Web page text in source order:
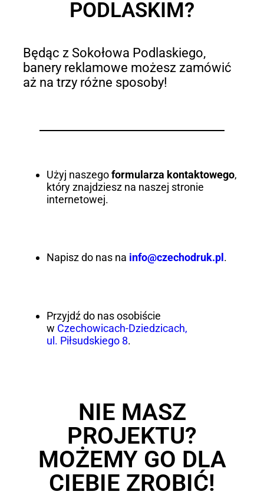
PODLASKIM?
Będąc z Sokołowa Podlaskiego,
banery reklamowe możesz zamówić
aż na trzy różne sposoby!
Użyj naszegoformularza kontaktowego,
który znajdziesz na naszej stronie
internetowej.
Napisz do nas na info@czechodruk.pl .
Przyjdź do nas osobiście
w Czechowicach-Dziedzicach,
ul. Piłsudskiego 8.
NIE MASZ
PROJEKTU?
MOŻEMY GO DLA
CIEBIE ZROBIĆ!